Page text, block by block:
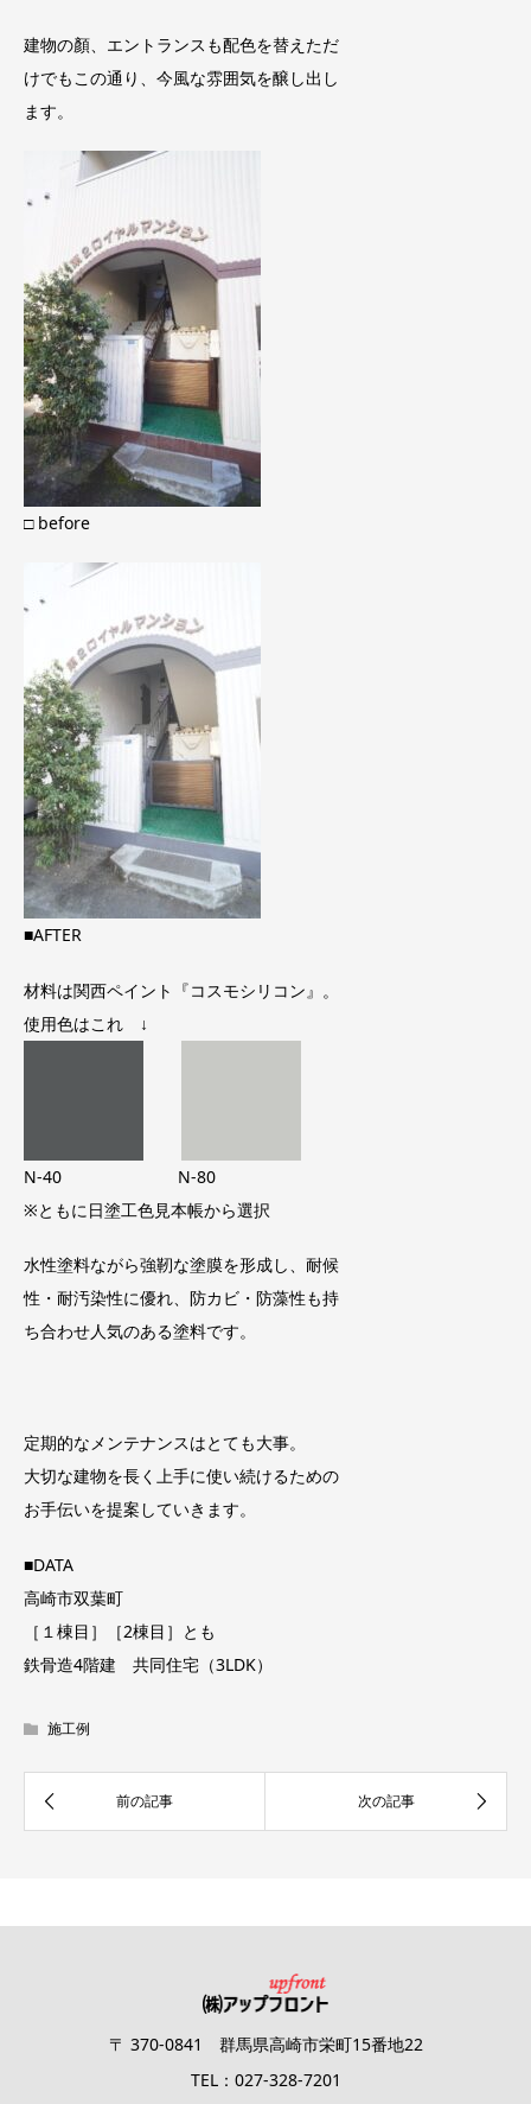
建物の顏、エントランスも配色を替えただ
けでもこの通り、今風な雰囲気を醸し出し
ます。
□ before
■AFTER
材料は関西ペイント『コスモシリコン』。
使用色はこれ ↓
N-40 N-80
※ともに日塗工色見本帳から選択
水性塗料ながら強靭な塗膜を形成し、耐候
性・耐汚染性に優れ、防カビ・防藻性も持
ち合わせ人気のある塗料です。
定期的なメンテナンスはとても大事。
大切な建物を長く上手に使い続けるための
お手伝いを提案していきます。
■DATA
高崎市双葉町
［１棟目］［2棟目］とも
鉄骨造4階建 共同住宅（3LDK）
施工例
〒 370-0841 群馬県高崎市栄町15番地22
TEL：027-328-7201